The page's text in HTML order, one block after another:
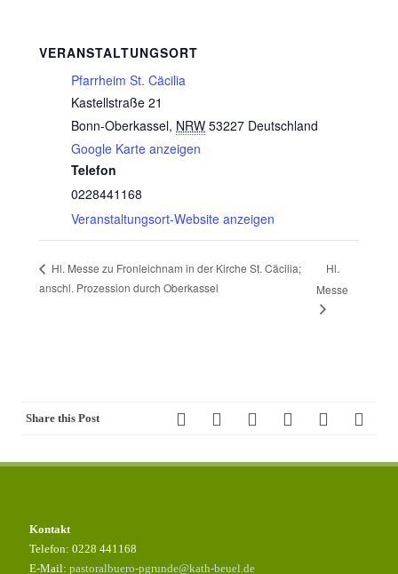
VERANSTALTUNGSORT
Pfarrheim St. Cäcilia
Kastellstraße 21
Bonn-Oberkassel, NRW 53227 Deutschland
Google Karte anzeigen
Telefon
0228441168
Veranstaltungsort-Website anzeigen
Hl. Messe zu Fronleichnam in der Kirche St. Cäcilia;
anschl. Prozession durch Oberkassel
Hl.
Messe
Share this Post
Kontakt
Telefon: 0228 441168
E-Mail: pastoralbuero-pgrunde@kath-beuel.de